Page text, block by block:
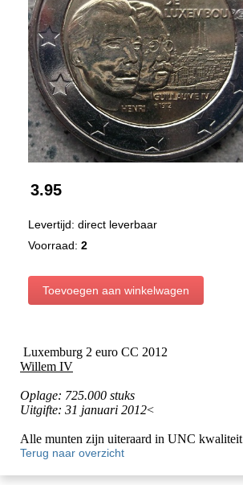
3.95
Levertijd: direct leverbaar
Voorraad: 2
Luxemburg 2 euro CC 2012
Willem IV
Oplage: 725.000 stuks
Uitgifte: 31 januari 2012<
Alle munten zijn uiteraard in UNC kwaliteit
Terug naar overzicht